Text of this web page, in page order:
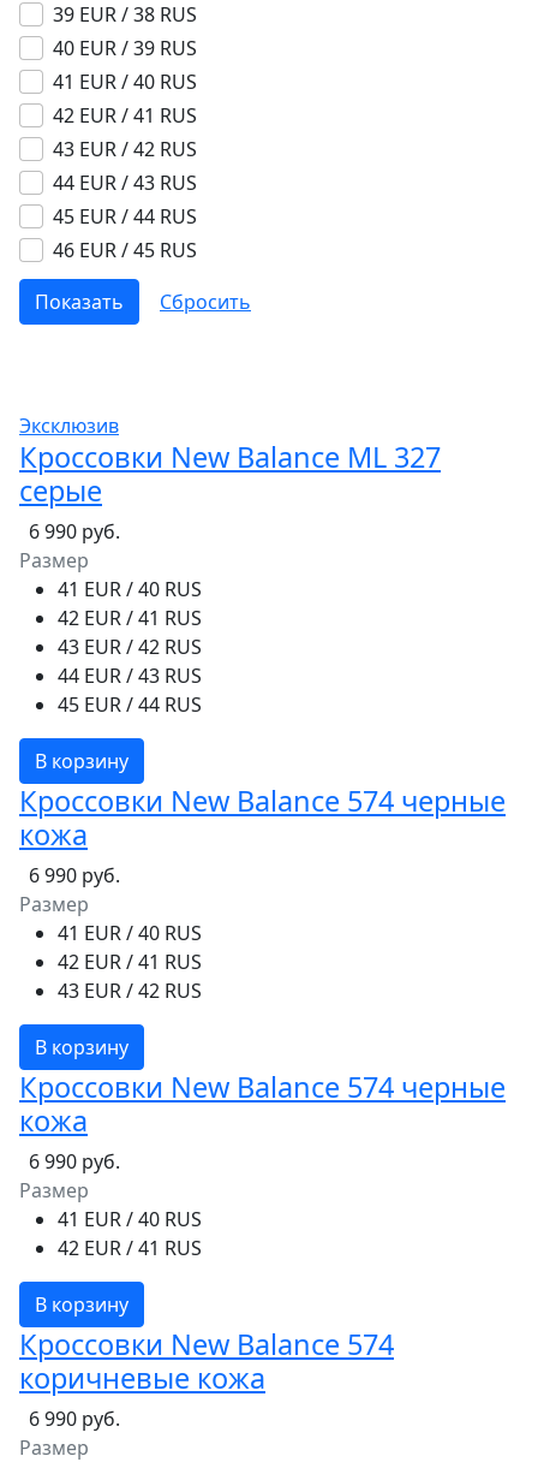
39 EUR / 38 RUS
40 EUR / 39 RUS
41 EUR / 40 RUS
42 EUR / 41 RUS
43 EUR / 42 RUS
44 EUR / 43 RUS
45 EUR / 44 RUS
46 EUR / 45 RUS
Эксклюзив
Кроссовки New Balance ML 327
серые
6 990 руб.
Размер
41 EUR / 40 RUS
42 EUR / 41 RUS
43 EUR / 42 RUS
44 EUR / 43 RUS
45 EUR / 44 RUS
В корзину
Кроссовки New Balance 574 черные
кожа
6 990 руб.
Размер
41 EUR / 40 RUS
42 EUR / 41 RUS
43 EUR / 42 RUS
В корзину
Кроссовки New Balance 574 черные
кожа
6 990 руб.
Размер
41 EUR / 40 RUS
42 EUR / 41 RUS
В корзину
Кроссовки New Balance 574
коричневые кожа
6 990 руб.
Размер